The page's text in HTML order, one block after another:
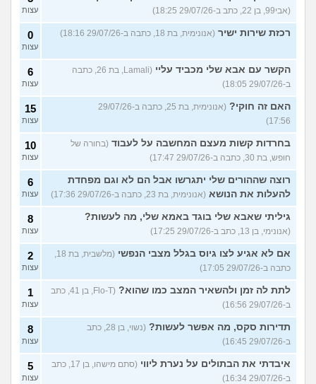
(אבי99, בן 22, כתב ב-29/07/26 18:25) עצות
רכזת שירות ישיר (אנונימית, בת 18, כתבה ב-29/07/26 18:16) 0
עצות
הקשר עם אבא שלי מכביד עליי
(Lamali, בת 26, כתבה
ב-29/07/26 18:05)
6
עצות
האם זה חוקי?
(אנונימית, בת 25, כתבה ב-29/07/26
17:56)
15
עצות
בחרדות קשות מעצם המחשבה על לעבוד (בחורה של
חופש, בת 30, כתבה ב-29/07/26 17:47)
10
עצות
רוצה שההורים שלי יתגרשו אבל הם לא וגם מפחדת
להעלות את הנושא (אנונימית, בת 23, כתבה ב-29/07/26 17:36)
6
עצות
גיליתי שאבא שלי בוגד באמא שלי, מה לעשות?
(אנונימי, בן 13, כתב ב-29/07/26 17:25)
8
עצות
אם לא אגיע לצו גיוס בגלל מצבי הנפשי
(מלשבית, בת 18,
כתבה ב-29/07/26 17:05)
2
עצות
לתת לה זמן ולהשאיר המצב כמו שהוא?
(Flo-T, בן 41, כתב
ב-29/07/26 16:56)
1
עצות
תדירות סקס, מה אפשר לעשות?
(נשוי, בן 28, כתב
ב-29/07/26 16:45)
8
עצות
איבדתי את הבתולים על נערת ליווי
(סתם מישהו, בן 17, כתב
ב-29/07/26 16:34)
5
עצות